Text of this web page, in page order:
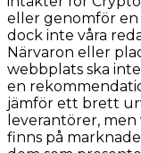
eller genomför
dock inte våra
Närvaron eller
webbplats ska
en
jämför ett brett
leverantörer,
finns på